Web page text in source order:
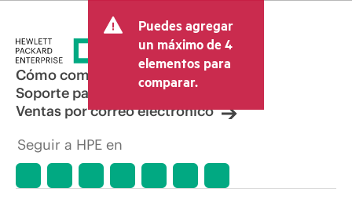
Puedes agregar
un máximo de 4
elementos para
comparar.
Cómo comprar
Soporte para productos
Ventas por correo electrónico
Seguir a HPE en